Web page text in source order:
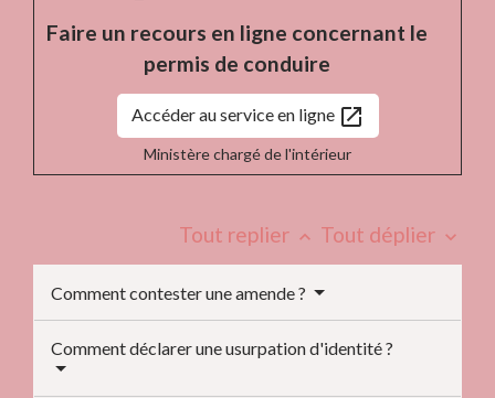
Faire un recours en ligne concernant le
permis de conduire
Accéder au service en ligne open_in_new
Ministère chargé de l'intérieur
Tout replier keyboard_arrow_up Tout déplier keyboard_arrow_down
Comment contester une amende ?
Comment déclarer une usurpation d'identité ?